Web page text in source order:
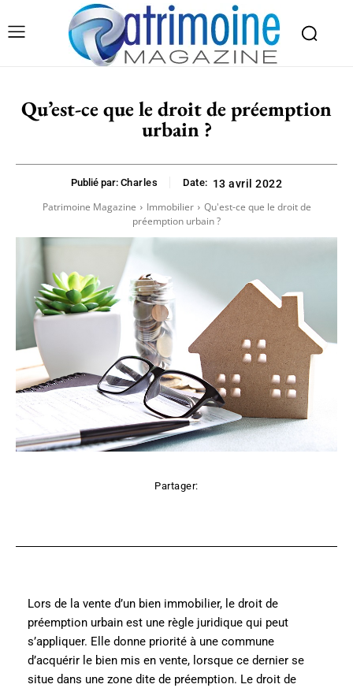
Qu’est-ce que le droit de préemption
urbain ?
Publié par: Charles Date: 13 avril 2022
Patrimoine Magazine Immobilier
Qu'est-ce que le droit de
préemption urbain ?
Partager:
Lors de la vente d’un bien immobilier, le droit de
préemption urbain est une règle juridique qui peut
s’appliquer. Elle donne priorité à une commune
d’acquérir le bien mis en vente, lorsque ce dernier se
situe dans une zone dite de préemption. Le droit de